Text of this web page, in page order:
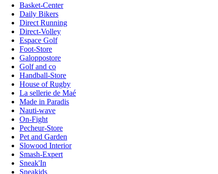
Basket-Center
Daily Bikers
Direct Running
Direct-Volley
Espace Golf
Foot-Store
Galoppostore
Golf and co
Handball-Store
House of Rugby
La sellerie de Maé
Made in Paradis
Nauti-wave
On-Fight
Pecheur-Store
Pet and Garden
Slowood Interior
Smash-Expert
Sneak'In
Sneakids